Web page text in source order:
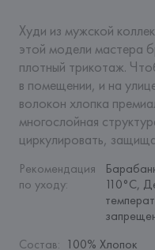
Худи из мужской
этой модели мастера
плотный трикотаж.
в помещении, и на
волокон хлопка
многослойная
циркулировать,
Рекомендация
по уходу:
110°C,
Состав: 100% Хлопок